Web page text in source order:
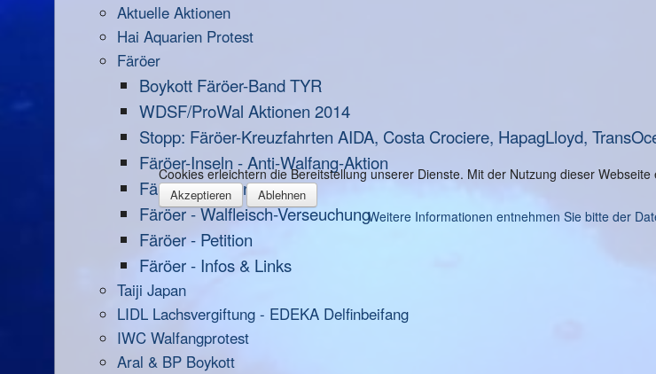
Aktuelle Aktionen
Hai Aquarien Protest
Färöer
Boykott Färöer-Band TYR
WDSF/ProWal Aktionen 2014
Stopp: Färöer-Kreuzfahrten AIDA, Costa Crociere, HapagLloyd,
Färöer-Inseln - Anti-Walfang-Aktion
Färöer - Strafanzeige
Färöer - Walfleisch-Verseuchung
Färöer - Petition
Färöer - Infos & Links
Taiji Japan
LIDL Lachsvergiftung - EDEKA Delfinbeifang
IWC Walfangprotest
Aral & BP Boykott
Cookies erleichtern die Bereitstellung unserer Dienste. Mit der Nutzung dieser
Akzeptieren Ablehnen
Weitere Informationen entnehmen Sie bitte der